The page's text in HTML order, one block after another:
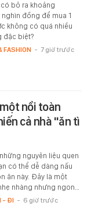
bỏ ra khoảng
đồng để mua 1
không có quá nhiều
đặc biệt?
FASHION - 7 giờ trước
nồi toàn
cả nhà "ăn tì
nguyên liệu quen
có thể dễ dàng nấu
ăn này. Đây là một
nhàng nhưng ngon…
- ĐI - 6 giờ trước